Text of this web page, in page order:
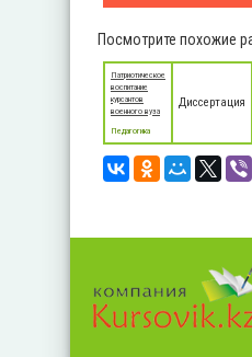
Посмотрите похожие
Патриотическое
воспитание
курсантов
военного вуза
Педагогика
Диссертация